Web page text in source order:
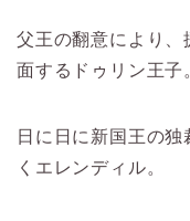
父王の翻意により、
面するドゥリン王子
日に日に新国王の
くエレンディル。